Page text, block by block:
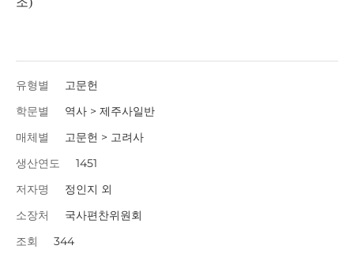
유형별
고문헌
학문별
역사 > 제주사일반
매체별
고문헌 > 고려사
생산연도
1451
저자명
정인지 외
소장처
국사편찬위원회
조회
344